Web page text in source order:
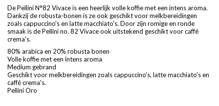
De Pellini N°82 Vivace is een heerlijk volle koffie met een intens aroma.
Dankzij de robusta-bonen is ze ook geschikt voor melkbereidingen
zoals cappuccino's en latte macchiato's. Door zijn romige en ronde
smaak is de Pellini no. 82 Vivace ook uitstekend geschikt voor caffé
crema's.
80% arabica en 20% robusta bonen
Volle koffie met een intens aroma
Medium gebrand
Geschikt voor melkbereidingen zoals cappuccino's, latte macchiato's en
caffé crema's.
Pellini Oro